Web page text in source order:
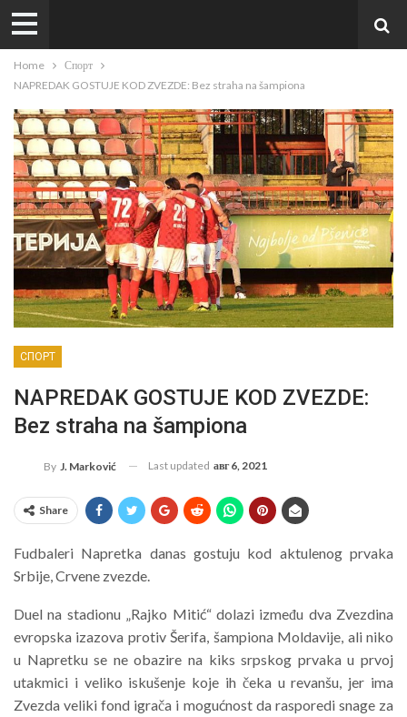
Home
Спорт
NAPREDAK GOSTUJE KOD ZVEZDE: Bez straha na šampiona
СПОРТ
NAPREDAK GOSTUJE KOD ZVEZDE:
Bez straha na šampiona
By J. Marković Last updated авг 6, 2021
Share
Fudbaleri Napretka danas gostuju kod aktulenog prvaka
Srbije, Crvene zvezde.
Duel na stadionu „Rajko Mitić“ dolazi između dva Zvezdina
evropska izazova protiv Šerifa, šampiona Moldavije, ali niko
u Napretku se ne obazire na kiks srpskog prvaka u prvoj
utakmici i veliko iskušenje koje ih čeka u revanšu, jer ima
Zvezda veliki fond igrača i mogućnost da rasporedi snage za